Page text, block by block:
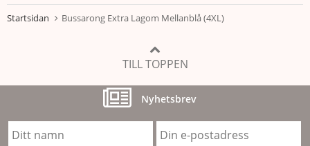
Startsidan Bussarong Extra Lagom Mellanblå (4XL)
TILL TOPPEN
Nyhetsbrev